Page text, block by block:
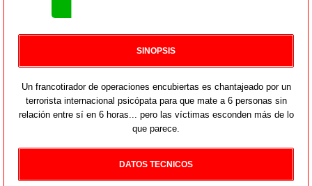
SINOPSIS
Un francotirador de operaciones encubiertas es chantajeado por un
terrorista internacional psicópata para que mate a 6 personas sin
relación entre sí en 6 horas... pero las víctimas esconden más de lo
que parece.
DATOS TECNICOS